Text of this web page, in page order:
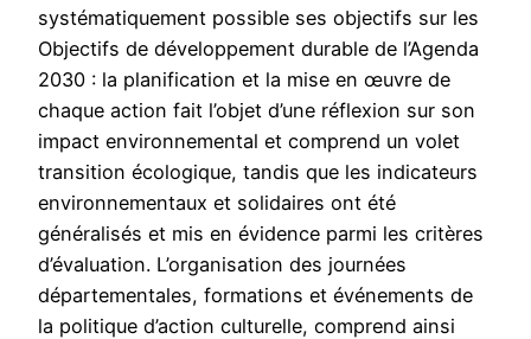
systématiquement possible ses objectifs sur les
Objectifs de développement durable de l’Agenda
2030 : la planification et la mise en œuvre de
chaque action fait l’objet d’une réflexion sur son
impact environnemental et comprend un volet
transition écologique, tandis que les indicateurs
environnementaux et solidaires ont été
généralisés et mis en évidence parmi les critères
d’évaluation. L’organisation des journées
départementales, formations et événements de
la politique d’action culturelle, comprend ainsi